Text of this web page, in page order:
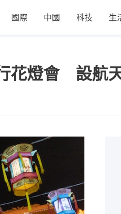
國際 中國 科技 生
花燈會 設航